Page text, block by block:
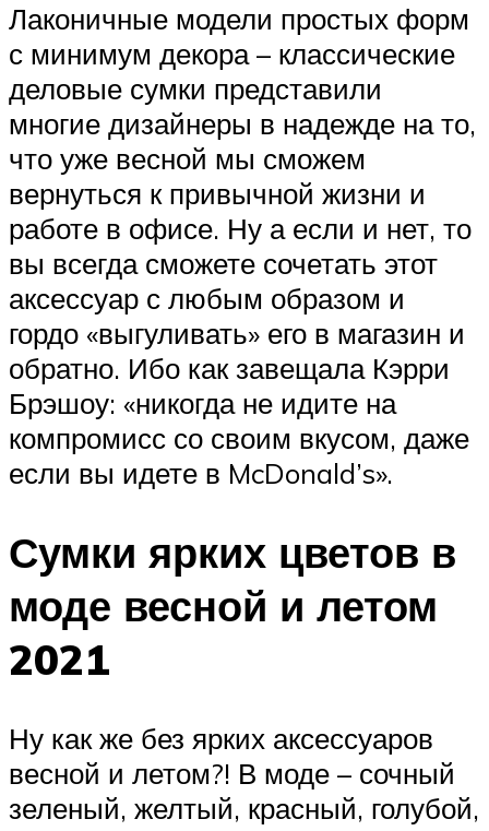
Лаконичные модели простых форм
с минимум декора – классические
деловые сумки представили
многие дизайнеры в надежде на то,
что уже весной мы сможем
вернуться к привычной жизни и
работе в офисе. Ну а если и нет, то
вы всегда сможете сочетать этот
аксессуар с любым образом и
гордо «выгуливать» его в магазин и
обратно. Ибо как завещала Кэрри
Брэшоу: «никогда не идите на
компромисс со своим вкусом, даже
если вы идете в McDonald’s».
Сумки ярких цветов в
моде весной и летом
2021
Ну как же без ярких аксессуаров
весной и летом?! В моде – сочный
зеленый, желтый, красный, голубой,